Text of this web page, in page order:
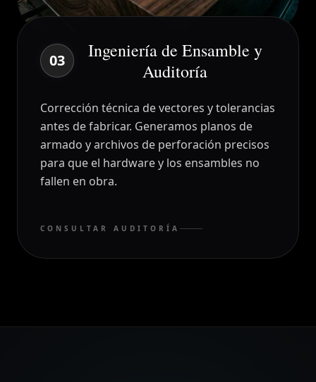
03
Ingeniería de Ensamble y
Auditoría
Corrección técnica de vectores y tolerancias
antes de fabricar. Generamos planos de
armado y archivos de perforación precisos
para que el hardware y los ensambles no
fallen en obra.
CONSULTAR AUDITORÍA